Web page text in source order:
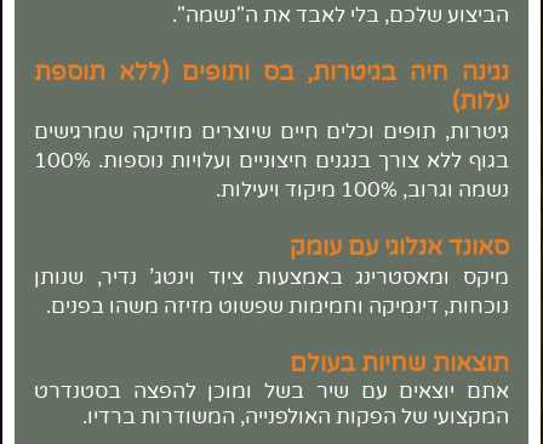
הביצוע שלכם, בלי לאבד את ה"נשמה".
נגינה חיה בגיטרות, בס ותופים (ללא תוספת
עלות)
גיטרות, תופים וכלים חיים שיוצרים מוזיקה שמרגישים
בגוף ללא צורך בנגנים חיצוניים ועלויות נוספות. 100%
נשמה וגרוב, 100% מיקוד ויעילות.
סאונד אנלוגי עם עומק
מיקס ומאסטרינג באמצעות ציוד וינטג' נדיר, שנותן
נוכחות, דינמיקה וחמימות שפשוט מזיזה משהו בפנים.
תוצאות שחיות בעולם
אתם יוצאים עם שיר בשל ומוכן להפצה בסטנדרט
המקצועי של הפקות האולפנייה, המשודרות ברדיו.